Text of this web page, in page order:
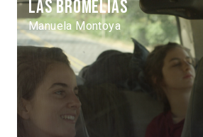
Las bromelias
Manuela Montoya